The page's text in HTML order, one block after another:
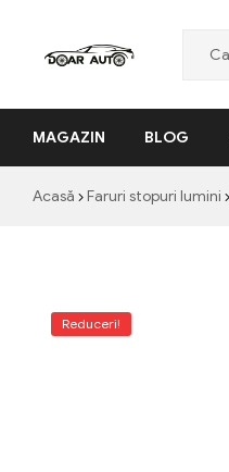
Auto
"Nascut
profesionalism"
MAGAZIN BLOG
Acasă Faruri stopuri lumini
Reduceri!